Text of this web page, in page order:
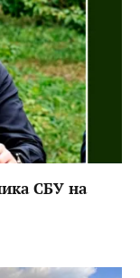
СБУ на